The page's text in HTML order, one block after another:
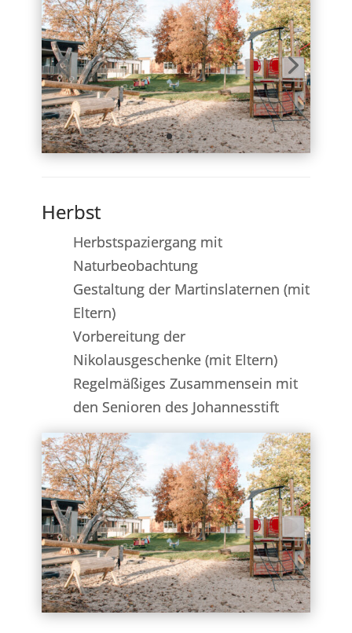
Herbst
Herbstspaziergang mit
Naturbeobachtung
Gestaltung der Martinslaternen (mit
Eltern)
Vorbereitung der
Nikolausgeschenke (mit Eltern)
Regelmäßiges Zusammensein mit
den Senioren des Johannesstift